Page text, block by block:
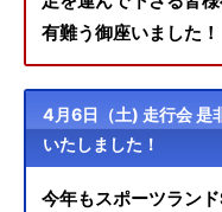
有難う御座いました！
4月6日（土) 走行会 是
いたしました！
今年もスポーツラン